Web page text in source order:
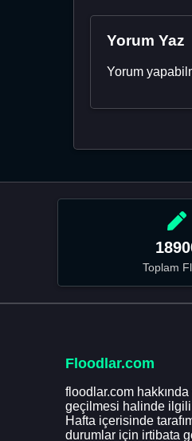
Yorum Yaz
Yorum
Toplam
Floodlar.com
floodlar.com
geçilmesi halinde
Hafta içerisinde
durumlar için irtibata